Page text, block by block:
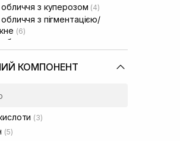
з куперозом (4)
з пігментацією/
(6)
з розширеними
з порушеним
та для стимуляції
КОМПОНЕНТ
(3)
(5)